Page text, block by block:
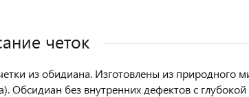
четок
из обидиана. Изготовлены из
Обсидиан без внутренних дефектов с